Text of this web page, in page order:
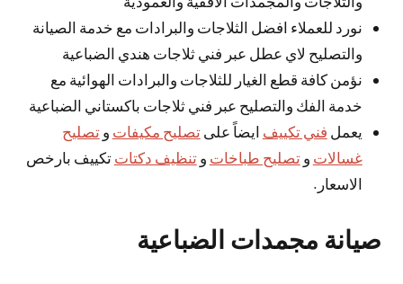
نورد للعملاء افضل الثلاجات والبرادات مع خدمة الصيانة
والتصليح لاي عطل عبر فني ثلاجات هندي الضباعية
نؤمن كافة قطع الغيار للثلاجات والبرادات الهوائية مع
خدمة الفك والتصليح عبر فني ثلاجات باكستاني الضباعية
يعمل فني تكييف ايضاً علىتصليح مكيفات وتصليح
غسالات وتصليح طباخات وتنظيف دكتات تكييف بارخص
الاسعار.
صيانة مجمدات الضباعية